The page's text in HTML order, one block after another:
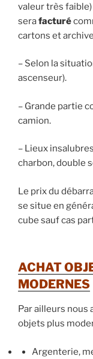
valeur très
serafacturé
cartons et
– Selon la
ascenseur).
– Grande partie
camion.
– Lieux
charbon, double
Le prix du
se situe en
cube sauf cas
ACHAT
MODERNES
Par ailleurs
objets plus
Argenterie,